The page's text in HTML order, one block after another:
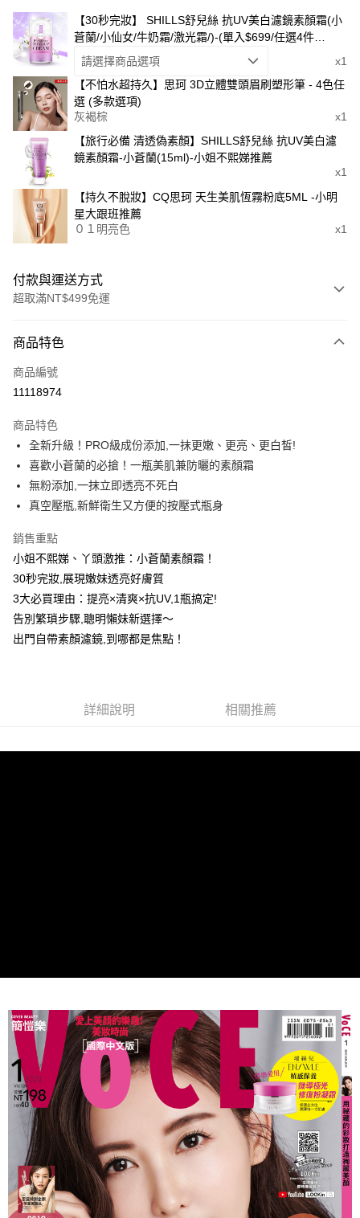
【30秒完妝】 SHILLS舒兒絲 抗UV美白濾鏡素顏霜(小
蒼蘭/小仙女/牛奶霜/激光霜/)-(單入$699/任選4件
$1980)
請選擇商品選項
x1
【不怕水超持久】思珂 3D立體雙頭眉刷塑形筆 - 4色任
選 (多款選項)
灰褐棕
x1
【旅行必備 清透偽素顏】SHILLS舒兒絲 抗UV美白濾
鏡素顏霜-小蒼蘭(15ml)-小姐不熙娣推薦
x1
【持久不脫妝】CQ思珂 天生美肌恆霧粉底5ML -小明
星大跟班推薦
０１明亮色
x1
付款與運送方式
超取滿NT$499免運
信用卡一次付款
超商取貨付款
Apple Pay
街口支付
悠遊付
ATM付款
全家取貨付款
每筆NT$85，滿NT$499(含以上)免運費
付款後全家取貨
付款後7-11取貨
商品特色
商品編號
11118974
商品特色
全新升級！PRO級成份添加,一抹更嫩、更亮、更白皙!
喜歡小蒼蘭的必搶！一瓶美肌兼防曬的素顏霜
無粉添加,一抹立即透亮不死白
真空壓瓶,新鮮衛生又方便的按壓式瓶身
銷售重點
小姐不熙娣、丫頭激推：小蒼蘭素顏霜！
30秒完妝,展現嫩妹透亮好膚質
3大必買理由：提亮×清爽×抗UV,1瓶搞定!
告別繁瑣步驟,聰明懶妹新選擇～
出門自帶素顏濾鏡,到哪都是焦點！
詳細說明 相關推薦